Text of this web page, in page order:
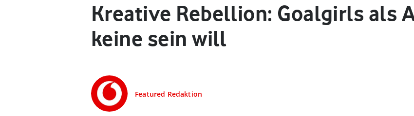
Kreative Rebellion: Goalgirls als
keine sein will
Featured Redaktion